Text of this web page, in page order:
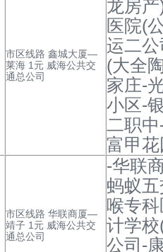
市区线路 鑫城大厦—
莱海 1元 威海公共交
通总公司
龙房
医院(
运二
(大全
家庄-
小区-
二职
富甲
市区线路 华联商厦—
靖子 1元 威海公共交
通总公司
-华联
蚂蚁
喉专
计学
公司-